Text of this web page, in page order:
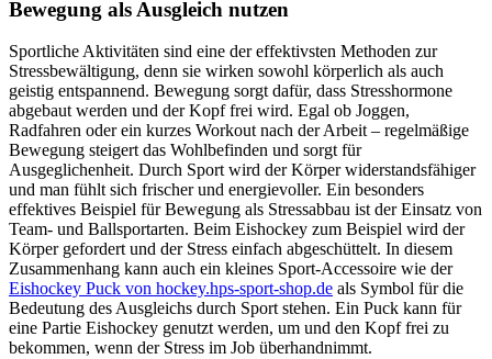
Bewegung als Ausgleich nutzen
Sportliche Aktivitäten sind eine der effektivsten Methoden zur
Stressbewältigung, denn sie wirken sowohl körperlich als auch
geistig entspannend. Bewegung sorgt dafür, dass Stresshormone
abgebaut werden und der Kopf frei wird. Egal ob Joggen,
Radfahren oder ein kurzes Workout nach der Arbeit – regelmäßige
Bewegung steigert das Wohlbefinden und sorgt für
Ausgeglichenheit. Durch Sport wird der Körper widerstandsfähiger
und man fühlt sich frischer und energievoller. Ein besonders
effektives Beispiel für Bewegung als Stressabbau ist der Einsatz von
Team- und Ballsportarten. Beim Eishockey zum Beispiel wird der
Körper gefordert und der Stress einfach abgeschüttelt. In diesem
Zusammenhang kann auch ein kleines Sport-Accessoire wie der
Eishockey Puck von hockey.hps-sport-shop.de als Symbol für die
Bedeutung des Ausgleichs durch Sport stehen. Ein Puck kann für
eine Partie Eishockey genutzt werden, um und den Kopf frei zu
bekommen, wenn der Stress im Job überhandnimmt.